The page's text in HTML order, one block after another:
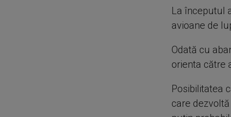
La începutul
avioane de
Odată cu
orienta către
Posibilitatea
care